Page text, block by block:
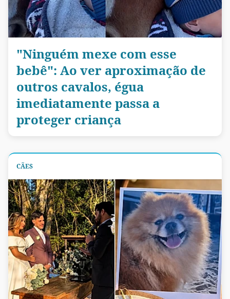
"Ninguém mexe com esse
bebê": Ao ver aproximação de
outros cavalos, égua
imediatamente passa a
proteger criança
CÃES